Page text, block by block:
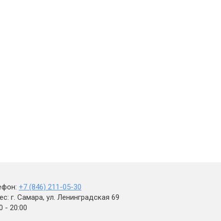
+7 (846) 211-05-30
г. Самара, ул. Ленинградская 69
- 20:00